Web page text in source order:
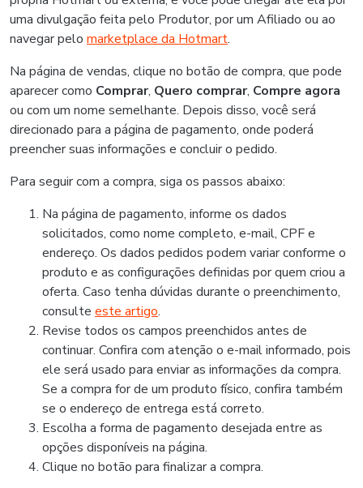
uma divulgação feita pelo Produtor, por um Afiliado ou ao
navegar pelo marketplace da Hotmart.
Na página de vendas, clique no botão de compra, que pode
aparecer como Comprar, Quero comprar, Compre agora
ou com um nome semelhante. Depois disso, você será
direcionado para a página de pagamento, onde poderá
preencher suas informações e concluir o pedido.
Para seguir com a compra, siga os passos abaixo:
Na página de pagamento, informe os dados
solicitados, como nome completo, e-mail, CPF e
endereço. Os dados pedidos podem variar conforme o
produto e as configurações definidas por quem criou a
oferta. Caso tenha dúvidas durante o preenchimento,
consulte este artigo.
Revise todos os campos preenchidos antes de
continuar. Confira com atenção o e-mail informado, pois
ele será usado para enviar as informações da compra.
Se a compra for de um produto físico, confira também
se o endereço de entrega está correto.
Escolha a forma de pagamento desejada entre as
opções disponíveis na página.
Clique no botão para finalizar a compra.